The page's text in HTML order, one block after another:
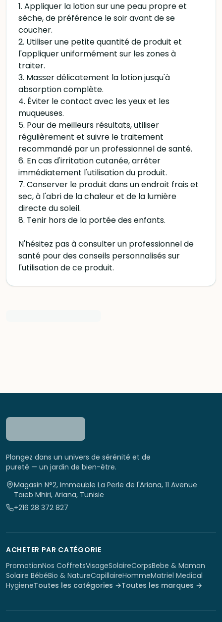
1. Appliquer la lotion sur une peau propre et
sèche, de préférence le soir avant de se
coucher.
2. Utiliser une petite quantité de produit et
l'appliquer uniformément sur les zones à
traiter.
3. Masser délicatement la lotion jusqu'à
absorption complète.
4. Éviter le contact avec les yeux et les
muqueuses.
5. Pour de meilleurs résultats, utiliser
régulièrement et suivre le traitement
recommandé par un professionnel de santé.
6. En cas d'irritation cutanée, arrêter
immédiatement l'utilisation du produit.
7. Conserver le produit dans un endroit frais et
sec, à l'abri de la chaleur et de la lumière
directe du soleil.
8. Tenir hors de la portée des enfants.
N'hésitez pas à consulter un professionnel de
santé pour des conseils personnalisés sur
l'utilisation de ce produit.
Plongez dans un univers de sérénité et de
pureté — un jardin de bien-être.
Magasin N°2, Immeuble La Perle de l'Ariana, 11 Avenue
Taïeb Mhiri, Ariana, Tunisie
+216 28 372 827
ACHETER PAR CATÉGORIE
PromotionNos CoffretsVisageSolaireCorpsBebe & Maman
Solaire BébéBio & NatureCapillaireHommeMatriel Medical
HygieneToutes les catégories →Toutes les marques →